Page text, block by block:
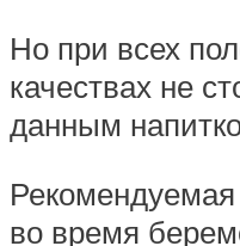
Но при всех
качествах не
данным
во время